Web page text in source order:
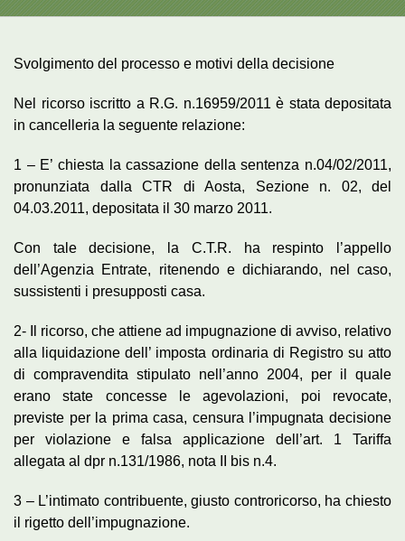
Svolgimento del processo e motivi della decisione
Nel ricorso iscritto a R.G. n.16959/2011 è stata depositata
in cancelleria la seguente relazione:
1 – E’ chiesta la cassazione della sentenza n.04/02/2011,
pronunziata dalla CTR di Aosta, Sezione n. 02, del
04.03.2011, depositata il 30 marzo 2011.
Con tale decisione, la C.T.R. ha respinto l’appello
dell’Agenzia Entrate, ritenendo e dichiarando, nel caso,
sussistenti i presupposti casa.
2- Il ricorso, che attiene ad impugnazione di avviso, relativo
alla liquidazione dell’ imposta ordinaria di Registro su atto
di compravendita stipulato nell’anno 2004, per il quale
erano state concesse le agevolazioni, poi revocate,
previste per la prima casa, censura l’impugnata decisione
per violazione e falsa applicazione dell’art. 1 Tariffa
allegata al dpr n.131/1986, nota II bis n.4.
3 – L’intimato contribuente, giusto controricorso, ha chiesto
il rigetto dell’impugnazione.